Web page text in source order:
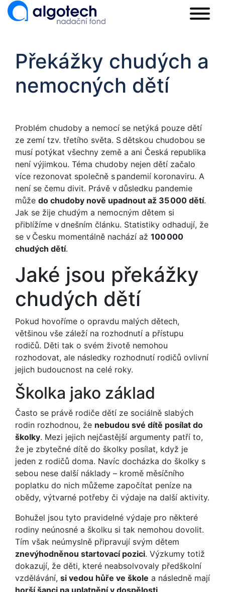
Překážky chudých a
nemocných dětí
Problém chudoby a nemocí se netýká pouze dětí
ze zemí tzv. třetího světa. S dětskou chudobou se
musí potýkat všechny země a ani Česká republika
není výjimkou. Téma chudoby nejen dětí začalo
více rezonovat společně s pandemií koronaviru. A
není se čemu divit. Právě v důsledku pandemie
může do chudoby nově upadnout až 35 000 dětí.
Jak se žije chudým a nemocným dětem si
přiblížíme v dnešním článku. Statistiky odhadují, že
se v Česku momentálně nachází až 100 000
chudých dětí.
Jaké jsou překážky
chudých dětí
Pokud hovoříme o opravdu malých dětech,
většinou vše záleží na rozhodnutí a přístupu
rodičů. Děti tak o svém životě nemohou
rozhodovat, ale následky rozhodnutí rodičů ovlivní
jejich budoucnost na celé roky.
Školka jako základ
Často se právě rodiče dětí ze sociálně slabých
rodin rozhodnou, že nebudou své dítě posílat do
školky. Mezi jejich nejčastější argumenty patří to,
že je zbytečné dítě do školky posílat, když je
jeden z rodičů doma. Navíc docházka do školky s
sebou nese další náklady – kromě měsíčního
poplatku do nich můžeme započítat peníze na
obědy, výtvarné potřeby či výdaje na další aktivity.
Bohužel jsou tyto pravidelné výdaje pro některé
rodiny neúnosné a školku si tak nemohou dovolit.
Tím však neúmyslně připravují svým dětem
znevýhodněnou startovací pozici. Výzkumy totiž
dokazují, že děti, které neabsolvovaly předškolní
vzdělávání, si vedou hůře ve škole a následně mají
horší šanci na uplatnění v dospělosti.